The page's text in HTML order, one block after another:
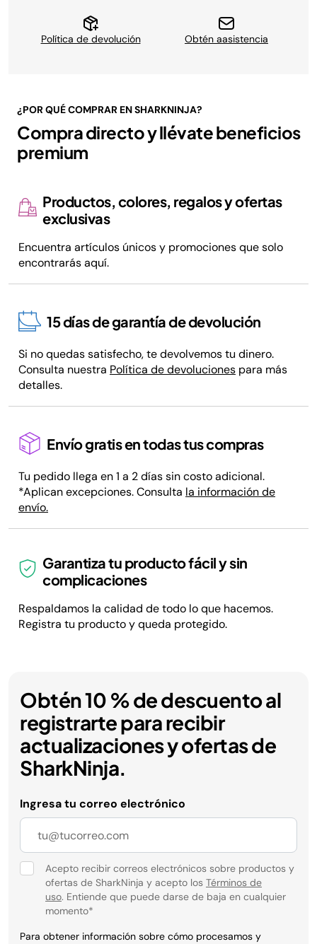
Política de devolución Obtén aasistencia
¿POR QUÉ COMPRAR EN SHARKNINJA?
Compra directo y llévate beneficios
premium
Productos, colores, regalos y ofertas
exclusivas
Encuentra artículos únicos y promociones que solo
encontrarás aquí.
15 días de garantía de devolución
Si no quedas satisfecho, te devolvemos tu dinero.
Consulta nuestra Política de devoluciones para más
detalles.
Envío gratis en todas tus compras
Tu pedido llega en 1 a 2 días sin costo adicional.
*Aplican excepciones. Consulta la información de
envío.
Garantiza tu producto fácil y sin
complicaciones
Respaldamos la calidad de todo lo que hacemos.
Registra tu producto y queda protegido.
Obtén 10 % de descuento al
registrarte para recibir
actualizaciones y ofertas de
SharkNinja.
Ingresa tu correo electrónico
Acepto recibir correos electrónicos sobre productos y
ofertas de SharkNinja y acepto los Términos de
uso. Entiende que puede darse de baja en cualquier
momento*
Para obtener información sobre cómo procesamos y